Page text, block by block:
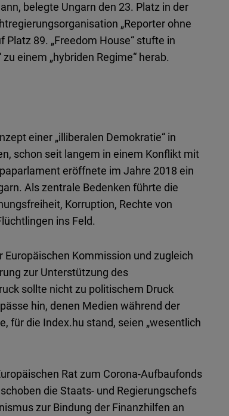
belegte Ungarn den 23. Platz in der
„Reporter ohne
89. „Freedom House“ stufte in
einem „hybriden Regime“ herab.
einer „illiberalen Demokratie“ in
schon seit langem in einem Konflikt mit
eröffnete im Jahre 2018 ein
Als zentrale Bedenken führte die
Korruption, Rechte von
ins Feld.
Kommission und zugleich
zur Unterstützung des
sollte nicht zu politischem Druck
hin, denen Medien während der
für die Index.hu stand, seien „wesentlich
Rat zum Corona-Aufbaufonds
die Staats- und Regierungschefs
zur Bindung der Finanzhilfen an